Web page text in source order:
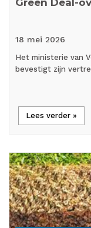
18 mei 2026
Het ministerie van
bevestigt zijn
Lees verder »